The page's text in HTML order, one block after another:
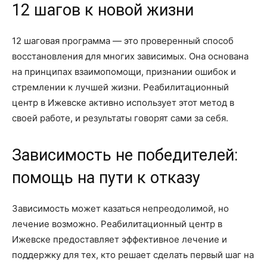
12 шагов к новой жизни
12 шаговая программа — это проверенный способ
восстановления для многих зависимых. Она основана
на принципах взаимопомощи, признании ошибок и
стремлении к лучшей жизни. Реабилитационный
центр в Ижевске активно использует этот метод в
своей работе, и результаты говорят сами за себя.
Зависимость не победителей:
помощь на пути к отказу
Зависимость может казаться непреодолимой, но
лечение возможно. Реабилитационный центр в
Ижевске предоставляет эффективное лечение и
поддержку для тех, кто решает сделать первый шаг на